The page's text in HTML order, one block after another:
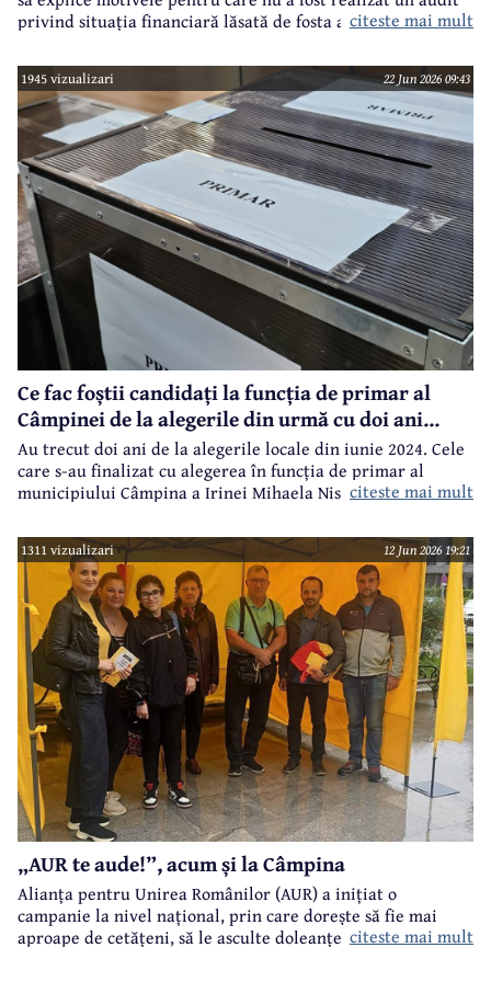
privind situația financiară lăsată de fosta administrație.
citeste mai mult
1945 vizualizari 22 Jun 2026 09:43
Ce fac foștii candidați la funcția de primar al
Câmpinei de la alegerile din urmă cu doi ani...
Au trecut doi ani de la alegerile locale din iunie 2024. Cele
care s-au finalizat cu alegerea în funcția de primar al
municipiului Câmpina a Irinei Mihaela Nistor, care l-a
Moldoveanu.
citeste mai mult
1311 vizualizari 12 Jun 2026 19:21
„AUR te aude!”, acum și la Câmpina
Alianța pentru Unirea Românilor (AUR) a inițiat o
campanie la nivel național, prin care dorește să fie mai
aproape de cetățeni, să le asculte doleanțele și problemele.
citeste mai mult